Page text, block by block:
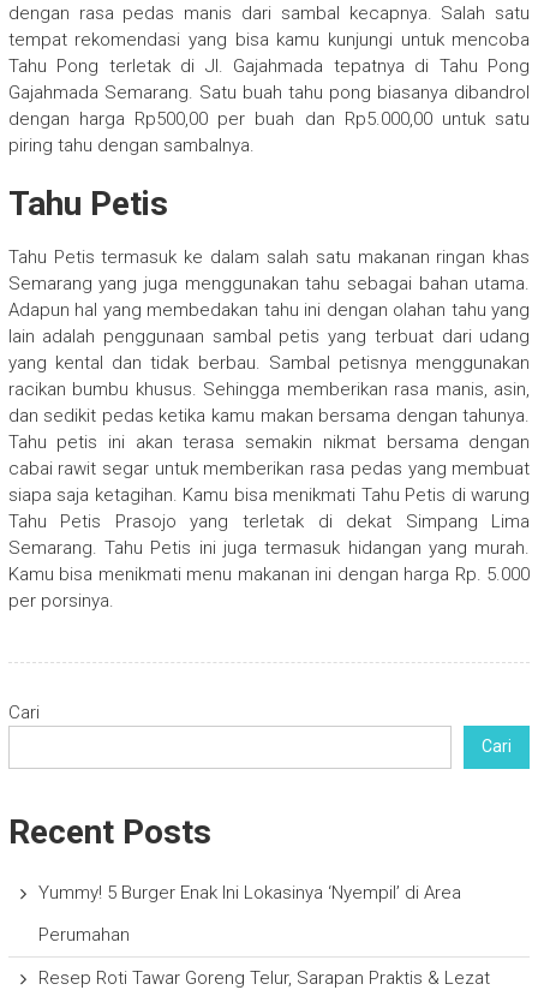
dengan rasa pedas manis dari sambal kecapnya. Salah satu
tempat rekomendasi yang bisa kamu kunjungi untuk mencoba
Tahu Pong terletak di Jl. Gajahmada tepatnya di Tahu Pong
Gajahmada Semarang. Satu buah tahu pong biasanya dibandrol
dengan harga Rp500,00 per buah dan Rp5.000,00 untuk satu
piring tahu dengan sambalnya.
Tahu Petis
Tahu Petis termasuk ke dalam salah satu makanan ringan khas
Semarang yang juga menggunakan tahu sebagai bahan utama.
Adapun hal yang membedakan tahu ini dengan olahan tahu yang
lain adalah penggunaan sambal petis yang terbuat dari udang
yang kental dan tidak berbau. Sambal petisnya menggunakan
racikan bumbu khusus. Sehingga memberikan rasa manis, asin,
dan sedikit pedas ketika kamu makan bersama dengan tahunya.
Tahu petis ini akan terasa semakin nikmat bersama dengan
cabai rawit segar untuk memberikan rasa pedas yang membuat
siapa saja ketagihan. Kamu bisa menikmati Tahu Petis di warung
Tahu Petis Prasojo yang terletak di dekat Simpang Lima
Semarang. Tahu Petis ini juga termasuk hidangan yang murah.
Kamu bisa menikmati menu makanan ini dengan harga Rp. 5.000
per porsinya.
Cari
Cari
Recent Posts
Yummy! 5 Burger Enak Ini Lokasinya ‘Nyempil’ di Area
Perumahan
Resep Roti Tawar Goreng Telur, Sarapan Praktis & Lezat